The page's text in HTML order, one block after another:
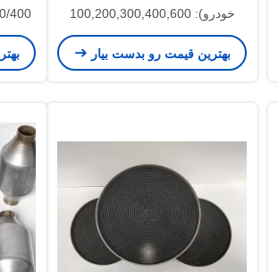
خودرو): 100,200,300,400,600
سلولی | یورو 3
بهترین قیمت رو بدست بیار